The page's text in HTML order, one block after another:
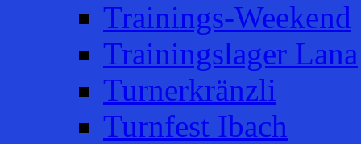
Trainings-Weekend
Trainingslager Lana
Turnerkränzli
Turnfest Ibach